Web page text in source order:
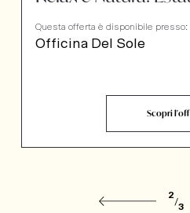
Questa offerta è disponibile presso:
Officina Del Sole
Scopri
2
/
3